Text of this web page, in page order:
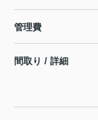
管理費
間取り / 詳細